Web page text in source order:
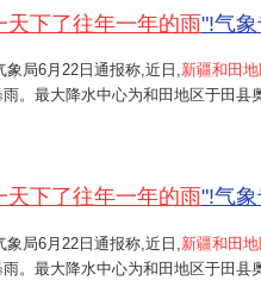
天下了往年一年的雨"!气
象局6月22日通报称,近日,新疆和田
。最大降水中心为和田地区于田县
时至20日20时的单日降水量为64.7
天下了往年一年的雨"!气
象局6月22日通报称,近日, 新疆和田
。最大降水中心为和田地区于田县